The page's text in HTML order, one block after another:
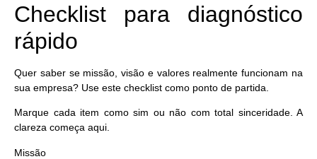
Checklist para diagnóstico
rápido
Quer saber se missão, visão e valores realmente funcionam na
sua empresa? Use este checklist como ponto de partida.
Marque cada item como sim ou não com total sinceridade. A
clareza começa aqui.
Missão